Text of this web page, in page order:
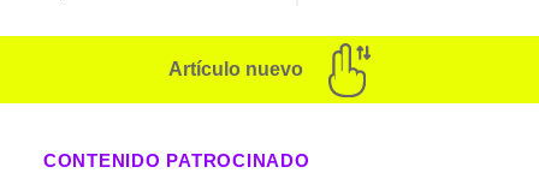
Artículo nuevo
CONTENIDO PATROCINADO